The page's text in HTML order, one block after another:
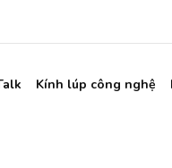
Kính lúp công nghệ